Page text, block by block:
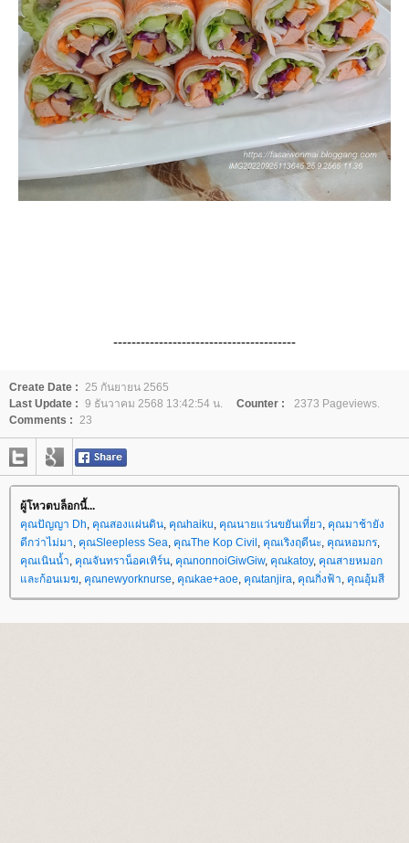
----------------------------------------
Create Date :
25 กันยายน 2565
Last Update : 9 ธันวาคม 2568 13:42:54 น. Counter :
2373 Pageviews.
Comments :
23
ผู้โหวตบล็อกนี้...
คุณปัญญา Dh คุณสองแผ่นดิน คุณhaiku คุณนายแว่นขยันเที่ยว คุณมาช้ายัง
ดีกว่าไม่มา คุณSleepless Sea คุณThe Kop Civil คุณเริงฤดีนะ คุณหอมกร
คุณเนินน้ำ คุณจันทราน็อคเทิร์น คุณnonnoiGiwGiw, คุณkatoy, คุณสายหมอก
ละก้อนเมฆ คุณnewyorknurse คุณkae+aoe คุณtanjira คุณกิ่งฟ้า คุณอุ้มสี